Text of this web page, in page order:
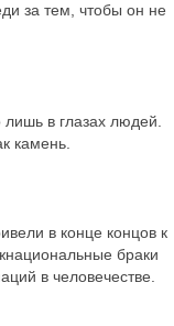
за тем, чтобы он не
в глазах людей.
камень.
в конце концов к
браки
в человечестве.